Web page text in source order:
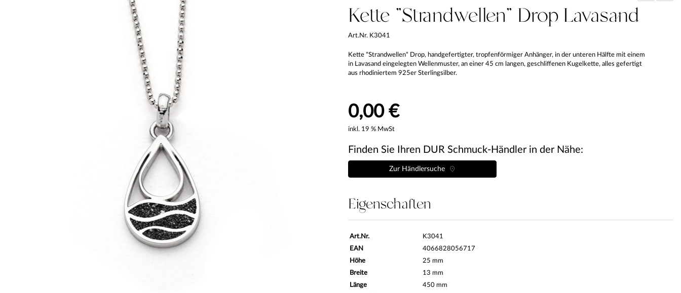
Kette "Strandwellen" Drop Lavasand
Art.Nr. K3041
Kette "Strandwellen" Drop, handgefertigter, tropfenförmiger Anhänger, in der unteren Hälfte mit einem
in Lavasand eingelegten Wellenmuster, an einer 45 cm langen, geschliffenen Kugelkette, alles gefertigt
aus rhodiniertem 925er Sterlingsilber.
0,00 €
inkl. 19 % MwSt
Finden Sie Ihren DUR Schmuck-Händler in der Nähe:
Zur Händlersuche
Eigenschaften
Art.Nr.
K3041
EAN
4066828056717
Höhe
25 mm
Breite
13 mm
Länge
450 mm